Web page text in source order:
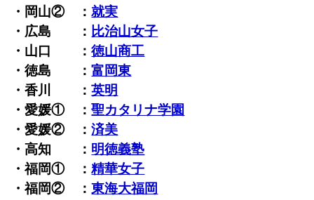
・岡山② ：就実
・広島 ： 比治山女子
・山口 ：徳山商工
・徳島 ：富岡東
・香川 ：英明
・愛媛① ：聖カタリナ学園
・愛媛② ：済美
・高知 ： 明徳義塾
・福岡① ：精華女子
・福岡② ：東海大福岡